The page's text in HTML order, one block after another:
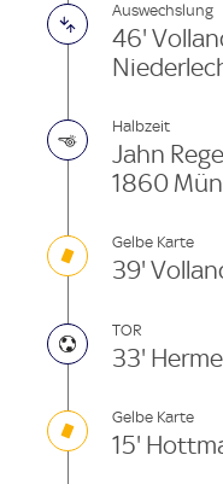
Auswechslung
46'
Halbzeit
Jahn
1860
Gelbe Karte
39'
TOR
33'
Gelbe Karte
15'